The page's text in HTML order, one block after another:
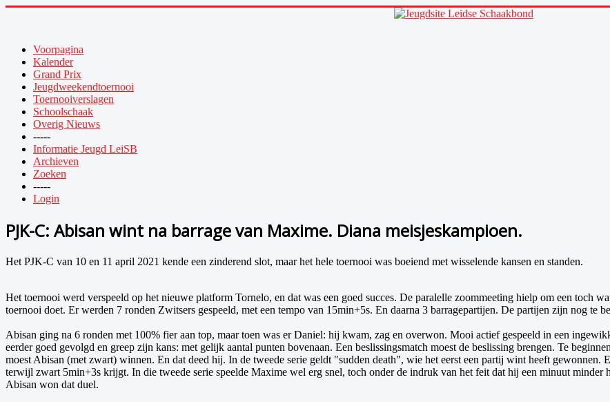
Voorpagina
Kalender
Grand Prix
Jeugdweekendtoernooi
Toernooiverslagen
Schoolschaak
Overig Nieuws
-----
Informatie Jeugd LeiSB
Archieven
Zoeken
-----
Login
PJK-C: Abisan wint na barrage van Maxime. Diana meisjeskampioen.
Het PJK-C van 10 en 11 april 2021 kende een zinderend slot, maar het hele toernooi was boeiend met wisselende kansen en standen.
Het toernooi werd verspeeld op het nieuwe platform Tornelo, en dat was een goed succes. De paralelle zoommeeting hielp om een toch
toernooi doet. Er werden 7 ronden Zwitsers gespeeld, met een tempo van 15min+5s. En daarna 3 barragepartijen. De partijen zijn nog te
Abisan ging na 6 ronden met 100% fier aan top, maar toen was er Daniel: hij kwam, zag en overwon. Mooi actief gespeeld in een
eerder goed gevolgd en greep zijn kans: met gelijk aantal punten bovenaan. Een beslissingsmatch moest de beslissing brengen. Te
moest Abisan (met zwart) winnen. En dat deed hij. In de tweede serie geldt "sudden death", wie het eerst een partij wint heeft
terwijl zwart 5min+3s krijgt. In die tweede serie speelde Maxime wel erg snel, toch onder de indruk van het feit dat hij een minuut minder
Abisan won dat duel.